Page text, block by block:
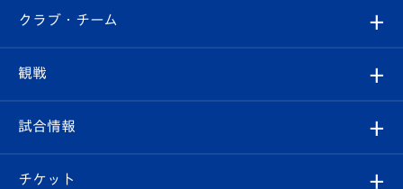
すべて
クラブ
試合情報
クラブ・チーム
クラブ概要
観戦
観戦ルール
試合情報
試合日程/結果
チケット